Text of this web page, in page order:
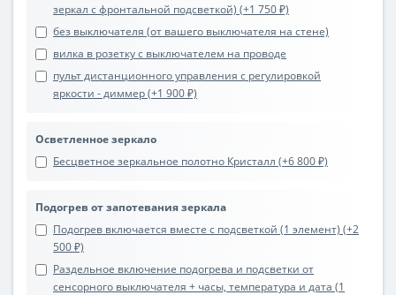
зеркал с фронтальной подсветкой) (+1 750 ₽)
без выключателя (от вашего выключателя на стене)
вилка в розетку с выключателем на проводе
пульт дистанционного управления с регулировкой
яркости - диммер (+1 900 ₽)
Осветленное зеркало
Бесцветное зеркальное полотно Кристалл (+6 800 ₽)
Подогрев от запотевания зеркала
Подогрев включается вместе с подсветкой (1 элемент) (+2
500 ₽)
Раздельное включение подогрева и подсветки от
сенсорного выключателя + часы, температура и дата (1